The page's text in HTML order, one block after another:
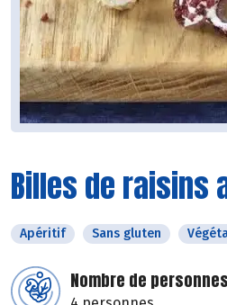
Billes de raisins
Apéritif Sans gluten
Nombre de personnes